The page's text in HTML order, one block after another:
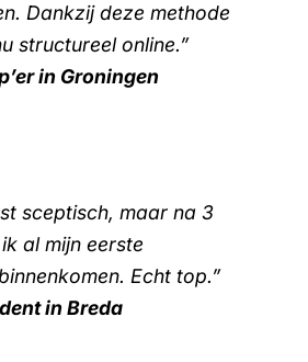
Dankzij deze methode
structureel online.”
in Groningen
sceptisch, maar na 3
al mijn eerste
Echt top.”
in Breda